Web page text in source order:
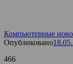
Компьютерные
Опубликовано
466